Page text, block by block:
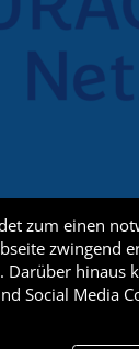
zum einen
zwingend
hinaus
Social Media